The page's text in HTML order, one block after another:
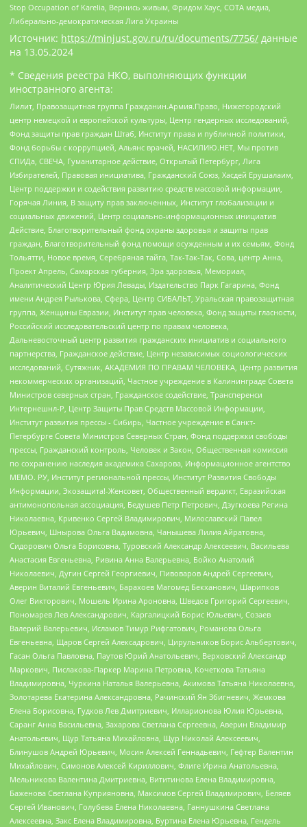
Stop Occupation of Karelia, Вернись живым, Фридом Хаус, СОТА медиа,
Либерально-демократическая Лига Украины
Источник: https://minjust.gov.ru/ru/documents/7756/ данные
на 13.05.2024
* Сведения реестра НКО, выполняющих функции
иностранного агента:
Лилит, Правозащитная группа Гражданин.Армия.Право, Нижегородский
центр немецкой и европейской культуры, Центр гендерных исследований,
Фонд защиты прав граждан Штаб, Институт права и публичной политики,
Фонд борьбы с коррупцией, Альянс врачей, НАСИЛИЮ.НЕТ, Мы против
СПИДа, СВЕЧА, Гуманитарное действие, Открытый Петербург, Лига
Избирателей, Правовая инициатива, Гражданский Союз, Хасдей Ерушалаим,
Центр поддержки и содействия развитию средств массовой информации,
Горячая Линия, В защиту прав заключенных, Институт глобализации и
социальных движений, Центр социально-информационных инициатив
Действие, Благотворительный фонд охраны здоровья и защиты прав
граждан, Благотворительный фонд помощи осужденным и их семьям, Фонд
Тольятти, Новое время, Серебряная тайга, Так-Так-Так, Сова, центр Анна,
Проект Апрель, Самарская губерния, Эра здоровья, Мемориал,
Аналитический Центр Юрия Левады, Издательство Парк Гагарина, Фонд
имени Андрея Рылькова, Сфера, Центр СИБАЛЬТ, Уральская правозащитная
группа, Женщины Евразии, Институт прав человека, Фонд защиты гласности,
Российский исследовательский центр по правам человека,
Дальневосточный центр развития гражданских инициатив и социального
партнерства, Гражданское действие, Центр независимых социологических
исследований, Сутяжник, АКАДЕМИЯ ПО ПРАВАМ ЧЕЛОВЕКА, Центр развития
некоммерческих организаций, Частное учреждение в Калининграде Совета
Министров северных стран, Гражданское содействие, Трансперенси
Интернешнл-Р, Центр Защиты Прав Средств Массовой Информации,
Институт развития прессы - Сибирь, Частное учреждение в Санкт-
Петербурге Совета Министров Северных Стран, Фонд поддержки свободы
прессы, Гражданский контроль, Человек и Закон, Общественная комиссия
по сохранению наследия академика Сахарова, Информационное агентство
МЕМО. РУ, Институт региональной прессы, Институт Развития Свободы
Информации, Экозащита!-Женсовет, Общественный вердикт, Евразийская
антимонопольная ассоциация, Бедушев Петр Петрович, Дзугкоева Регина
Николаевна, Кривенко Сергей Владимирович, Милославский Павел
Юрьевич, Шнырова Ольга Вадимовна, Чанышева Лилия Айратовна,
Сидорович Ольга Борисовна, Туровский Александр Алексеевич, Васильева
Анастасия Евгеньевна, Ривина Анна Валерьевна, Бойко Анатолий
Николаевич, Дугин Сергей Георгиевич, Пивоваров Андрей Сергеевич,
Аверин Виталий Евгеньевич, Барахоев Магомед Бекханович, Шарипков
Олег Викторович, Мошель Ирина Ароновна, Шведов Григорий Сергеевич,
Пономарев Лев Александрович, Каргалицкий Борис Юльевич, Созаев
Валерий Валерьевич, Исламов Тимур Рифгатович, Романова Ольга
Евгеньевна, Щаров Сергей Алексадрович, Цирульников Борис Альбертович,
Гасан Ольга Павловна, Паутов Юрий Анатольевич, Верховский Александр
Маркович, Пислакова-Паркер Марина Петровна, Кочеткова Татьяна
Владимировна, Чуркина Наталья Валерьевна, Акимова Татьяна Николаевна,
Золотарева Екатерина Александровна, Рачинский Ян Збигневич, Жемкова
Елена Борисовна, Гудков Лев Дмитриевич, Илларионова Юлия Юрьевна,
Саранг Анна Васильевна, Захарова Светлана Сергеевна, Аверин Владимир
Анатольевич, Щур Татьяна Михайловна, Щур Николай Алексеевич,
Блинушов Андрей Юрьевич, Мосин Алексей Геннадьевич, Гефтер Валентин
Михайлович, Симонов Алексей Кириллович, Флиге Ирина Анатольевна,
Мельникова Валентина Дмитриевна, Вититинова Елена Владимировна,
Баженова Светлана Куприяновна, Максимов Сергей Владимирович, Беляев
Сергей Иванович, Голубева Елена Николаевна, Ганнушкина Светлана
Алексеевна, Закс Елена Владимировна, Буртина Елена Юрьевна, Гендель